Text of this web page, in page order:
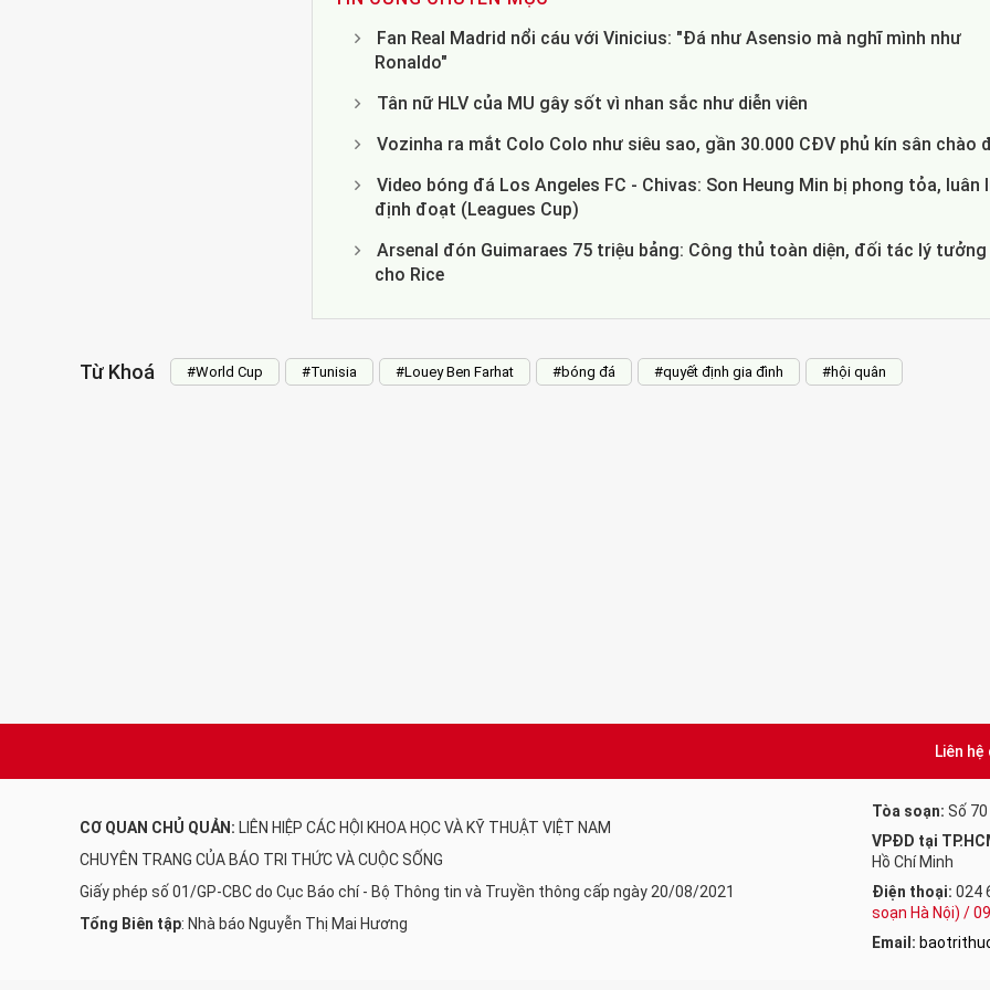
Fan Real Madrid nổi cáu với Vinicius: "Đá như Asensio mà nghĩ mình như
Ronaldo"
Tân nữ HLV của MU gây sốt vì nhan sắc như diễn viên
Vozinha ra mắt Colo Colo như siêu sao, gần 30.000 CĐV phủ kín sân chào
Video bóng đá Los Angeles FC - Chivas: Son Heung Min bị phong tỏa, luân
định đoạt (Leagues Cup)
Arsenal đón Guimaraes 75 triệu bảng: Công thủ toàn diện, đối tác lý tưởng
cho Rice
Từ Khoá #World Cup #Tunisia #Louey Ben Farhat #bóng đá #quyết định gia đình #hội quân
Liên
CƠ QUAN CHỦ QUẢN: LIÊN HIỆP CÁC HỘI KHOA HỌC VÀ KỸ THUẬT VIỆT NAM
CHUYÊN TRANG CỦA BÁO TRI THỨC VÀ CUỘC SỐNG
Giấy phép số 01/GP-CBC do Cục Báo chí - Bộ Thông tin và Truyền thông cấp ngày 20/08/2021
Tổng Biên tập: Nhà báo Nguyễn Thị Mai Hương
Tòa soạn: Số
VPĐD tại
Hồ Chí Minh
Điện thoại: 024
soạn Hà Nội) /
Email: